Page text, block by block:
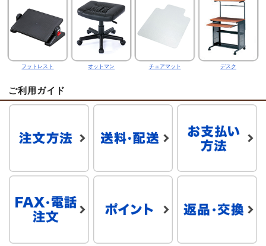
フットレスト オットマン チェアマット デスク
ご利用ガイド